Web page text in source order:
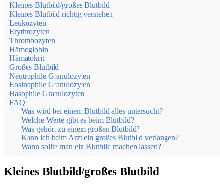
Kleines Blutbild/großes Blutbild
Kleines Blutbild richtig verstehen
Leukozyten
Erythrozyten
Thrombozyten
Hämoglobin
Hämatokrit
Großes Blutbild
Neutrophile Granulozyten
Eosinophile Granulozyten
Basophile Granulozyten
FAQ
Was wird bei einem Blutbild alles untersucht?
Welche Werte gibt es beim Blutbild?
Was gehört zu einem großen Blutbild?
Kann ich beim Arzt ein großes Blutbild verlangen?
Wann sollte man ein Blutbild machen lassen?
Kleines Blutbild/großes Blutbild